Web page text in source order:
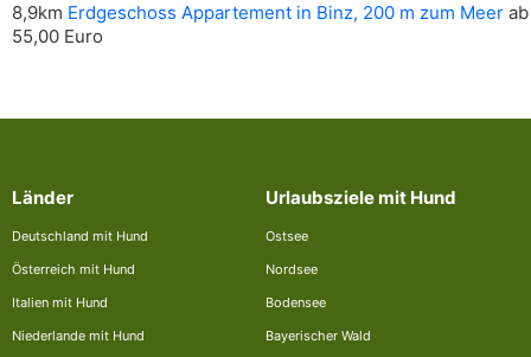
8,9km Erdgeschoss Appartement in Binz, 200 m zum Meer ab
55,00 Euro
Länder
Deutschland mit Hund
Österreich mit Hund
Italien mit Hund
Niederlande mit Hund
Urlaubsziele mit Hund
Ostsee
Nordsee
Bodensee
Bayerischer Wald